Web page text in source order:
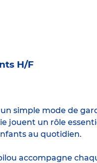
H/F
simple mode de
jouent un rôle
au quotidien.
accompagne